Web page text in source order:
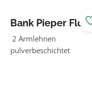
Bank Pieper Flow
Eiche grün
2 Armlehnen
pulverbeschichtet